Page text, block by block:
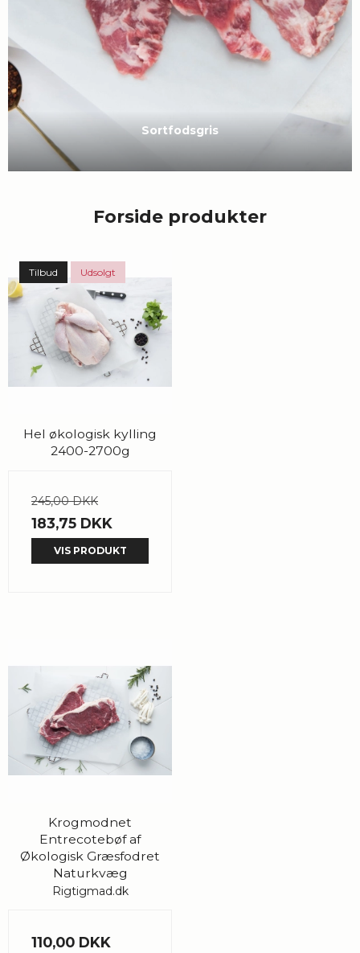
Sortfodsgris
Forside produkter
Tilbud Udsolgt
Hel økologisk kylling
2400-2700g
245,00 DKK
183,75 DKK
VIS PRODUKT
Krogmodnet
Entrecotebøf af
Økologisk Græsfodret
Naturkvæg
Rigtigmad.dk
110,00 DKK